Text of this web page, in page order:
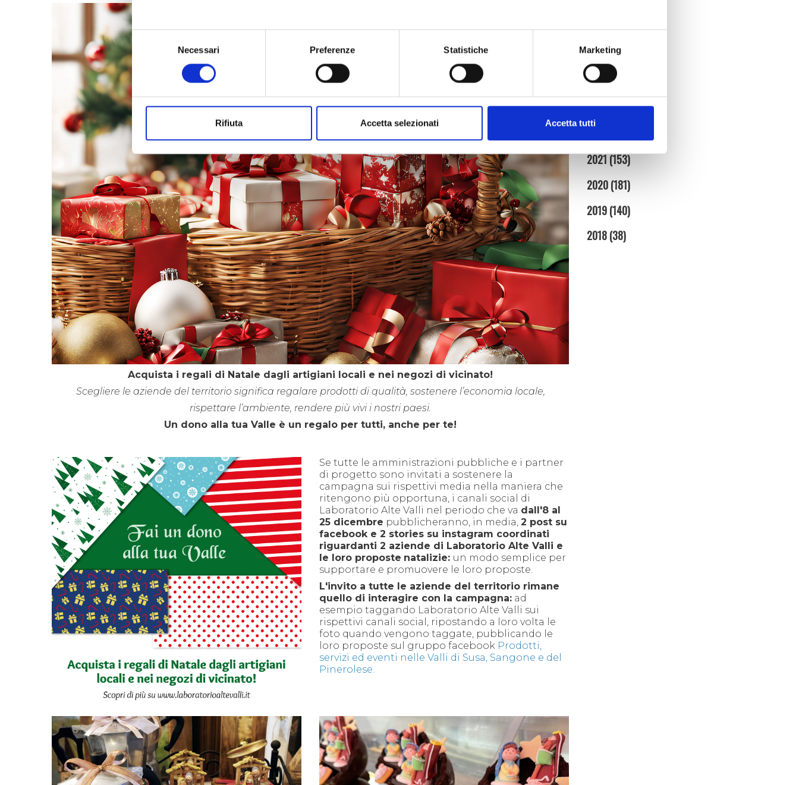
del
consenso
Necessari Preferenze Statistiche Marketing
Rifiuta Accetta selezionati Accetta tutti
Acquista i regali di Natale dagli artigiani locali e nei negozi di vicinato!
Scegliere le aziende del territorio significa regalare prodotti di qualità, sostenere l’economia locale,
rispettare l’ambiente, rendere più vivi i nostri paesi.
Un dono alla tua Valle è un regalo per tutti, anche per te!
Se tutte le amministrazioni pubbliche e i partner
di progetto sono invitati a sostenere la
campagna sui rispettivi media nella maniera che
ritengono più opportuna, i canali social di
Laboratorio Alte Valli nel periodo che va dall'8 al
25 dicembre pubblicheranno, in media, 2 post su
facebook e 2 stories su instagram coordinati
riguardanti 2 aziende di Laboratorio Alte Valli e
le loro proposte natalizie: un modo semplice per
supportare e promuovere le loro proposte.
L'invito a tutte le aziende del territorio rimane
quello di interagire con la campagna: ad
esempio taggando Laboratorio Alte Valli sui
rispettivi canali social, ripostando a loro volta le
foto quando vengono taggate, pubblicando le
loro proposte sul gruppo facebook Prodotti,
servizi ed eventi nelle Valli di Susa, Sangone e del
Pinerolese.
2025(86)
2024(95)
2023(134)
2021 (153)
2020(181)
2019(140)
2018(38)